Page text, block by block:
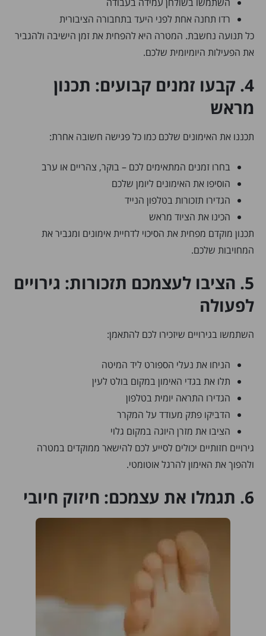
רדו תחנה אחת לפני היעד בתחבורה הציבורית
כל תנועה נחשבת. המטרה היא להפחית את זמן הישיבה ולהגביר
את הפעילות היומיומית שלכם.
4. קבעו זמנים קבועים: תכנון
מראש
תכננו את האימונים שלכם כמו כל פגישה חשובה אחרת:
בחרו זמנים המתאימים לכם – בוקר, צהריים או ערב
הוסיפו את האימונים ליומן שלכם
הגדירו תזכורות בטלפון הנייד
הכינו את הציוד מראש
תכנון מוקדם מפחית את הסיכוי לדחיית אימונים ומגביר את
המחויבות שלכם.
5. הציבו לעצמכם תזכורות: גירויים
לפעולה
השתמשו בגירויים שיזכירו לכם להתאמן:
הניחו את נעלי הספורט ליד המיטה
תלו את בגדי האימון במקום בולט לעין
הגדירו התראה יומית בטלפון
הדביקו פתק מעודד על המקרר
הציבו את מזרן היוגה במקום גלוי
גירויים חזותיים יכולים לסייע לכם להישאר ממוקדים במטרה
ולהפוך את האימון להרגל אוטומטי.
6. תגמלו את עצמכם: חיזוק חיובי